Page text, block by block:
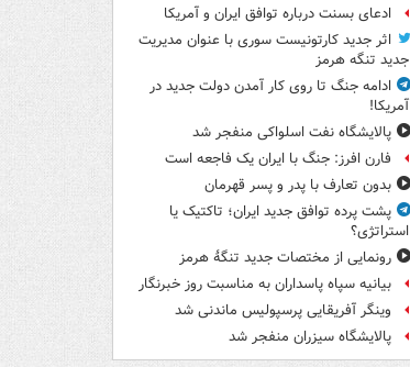
ادعای بسنت درباره توافق ایران و آمریکا
اثر جدید کارتونیست سوری با عنوان مدیریت
جدید تنگه هرمز
ادامه جنگ تا روی کار آمدن دولت جدید در
آمریکا!
پالایشگاه نفت اسلواکی منفجر شد
فارن افرز: جنگ با ایران یک فاجعه است
بدون تعارف با پدر و پسر قهرمان
پشت پرده توافق جدید ایران؛ تاکتیک یا
استراتژی؟
رونمایی از مختصات جدید تنگۀ هرمز
بیانیه سپاه پاسداران به مناسبت روز خبرنگار
وینگر آفریقایی پرسپولیس ماندنی شد
پالایشگاه سیزران منفجر شد